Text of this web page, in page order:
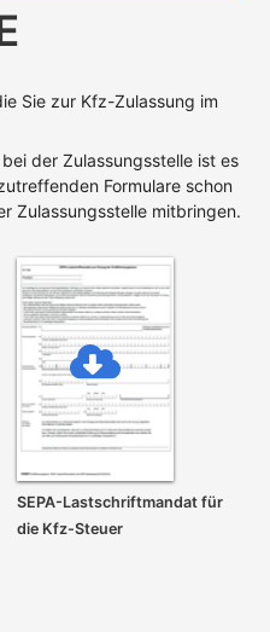
Sie zur Kfz-Zulassung im
der Zulassungsstelle ist es
Formulare schon
Zulassungsstelle mitbringen.
SEPA-Lastschrift­mandat für
die Kfz-Steuer